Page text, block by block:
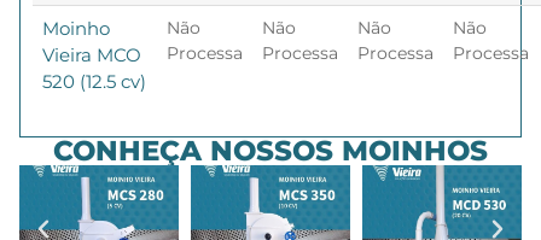
Moinho
Vieira MCO
520 (12.5 cv)
Não
Processa
Não
Processa
Não
Processa
Não
Processa
CONHEÇA NOSSOS MOINHOS